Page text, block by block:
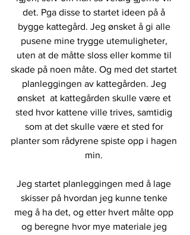
det. Pga disse to startet ideen på å
bygge kattegård. Jeg ønsket å gi alle
pusene mine trygge utemuligheter,
uten at de måtte sloss eller komme til
skade på noen måte. Og med det startet
planleggingen av kattegården. Jeg
ønsket  at kattegården skulle være et
sted hvor kattene ville trives, samtidig
som at det skulle være et sted for
planter som rådyrene spiste opp i hagen
min.
Jeg startet planleggingen med å lage
skisser på hvordan jeg kunne tenke
meg å ha det, og etter hvert målte opp
og beregne hvor mye materiale jeg